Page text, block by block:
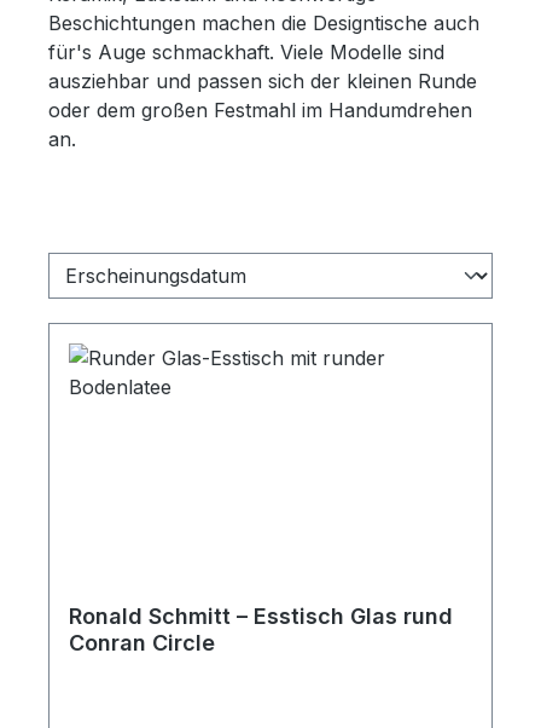
Beschichtungen machen die Designtische auch
für's Auge schmackhaft. Viele Modelle sind
ausziehbar und passen sich der kleinen Runde
oder dem großen Festmahl im Handumdrehen
an.
Ronald Schmitt – Esstisch Glas rund
Conran Circle